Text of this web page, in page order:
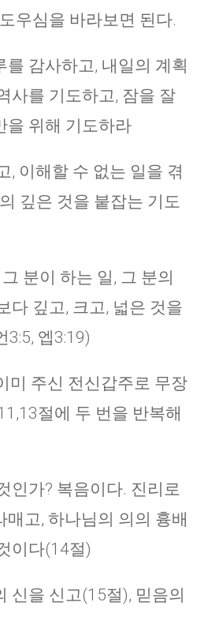
우심을 바라보면 된다.
를 감사하고, 내일의 계획
사를 기도하고, 잠을 잘
을 위해 기도하라
이해할 수 없는 일을 겪
깊은 것을 붙잡는 기도
분이 하는 일, 그 분의
다 깊고, 크고, 넓은 것을
3:5, 엡3:19)
미 주신 전신갑주로 무장
절에 두 번을 반복해
인가? 복음이다. 진리로
매고, 하나님의 의의 흉배
이다(14절)
신을 신고(15절), 믿음의